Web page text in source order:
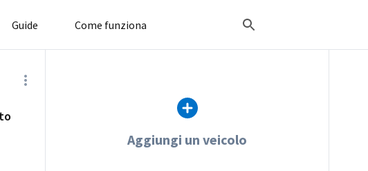
Guide Come funziona
Aggiungi un veicolo